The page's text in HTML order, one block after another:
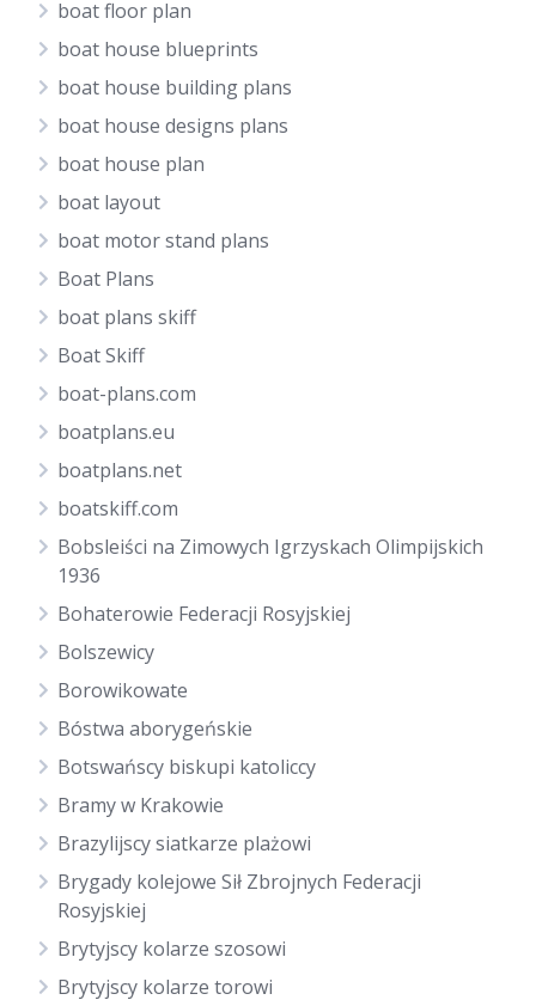
boat floor plan
boat house blueprints
boat house building plans
boat house designs plans
boat house plan
boat layout
boat motor stand plans
Boat Plans
boat plans skiff
Boat Skiff
boat-plans.com
boatplans.eu
boatplans.net
boatskiff.com
Bobsleiści na Zimowych Igrzyskach Olimpijskich
1936
Bohaterowie Federacji Rosyjskiej
Bolszewicy
Borowikowate
Bóstwa aborygeńskie
Botswańscy biskupi katoliccy
Bramy w Krakowie
Brazylijscy siatkarze plażowi
Brygady kolejowe Sił Zbrojnych Federacji
Rosyjskiej
Brytyjscy kolarze szosowi
Brytyjscy kolarze torowi